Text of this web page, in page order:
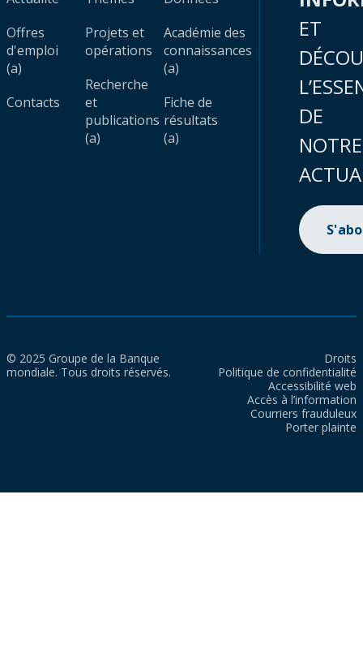
Offres
d'emploi
(a)
Contacts
Projets et
opérations
Recherche
et
publications
(a)
Académie des
connaissances
(a)
Fiche de
résultats
(a)
ET
DE
NOTRE
© 2025 Groupe de la Banque
mondiale. Tous droits réservés.
Droits
Politique de confidentialité
Accessibilité web
Accès à l’information
Courriers frauduleux
Porter plainte